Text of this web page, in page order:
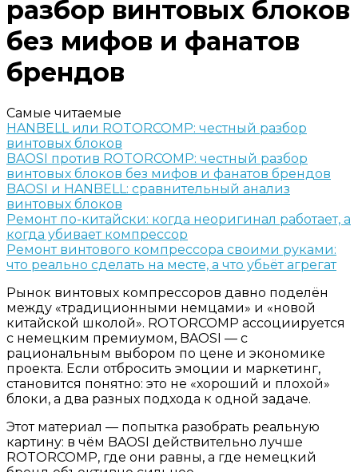
разбор винтовых блоков
без мифов и фанатов
брендов
Самые читаемые
HANBELL или ROTORCOMP: честный разбор
винтовых блоков
BAOSI против ROTORCOMP: честный разбор
винтовых блоков без мифов и фанатов брендов
BAOSI и HANBELL: сравнительный анализ
винтовых блоков
Ремонт по-китайски: когда неоригинал работает, а
когда убивает компрессор
Ремонт винтового компрессора своими руками:
что реально сделать на месте, а что убьёт агрегат
Рынок винтовых компрессоров давно поделён
между «традиционными немцами» и «новой
китайской школой». ROTORCOMP ассоциируется
с немецким премиумом, BAOSI — с
рациональным выбором по цене и экономике
проекта. Если отбросить эмоции и маркетинг,
становится понятно: это не «хороший и плохой»
блоки, а два разных подхода к одной задаче.
Этот материал — попытка разобрать реальную
картину: в чём BAOSI действительно лучше
ROTORCOMP, где они равны, а где немецкий